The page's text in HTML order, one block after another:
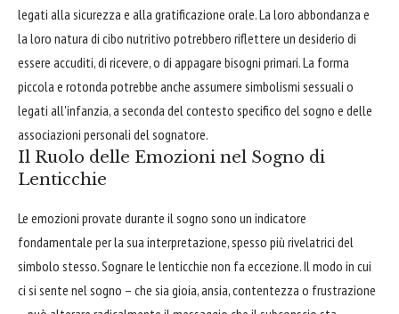
legati alla sicurezza e alla gratificazione orale. La loro abbondanza e
la loro natura di cibo nutritivo potrebbero riflettere un desiderio di
essere accuditi, di ricevere, o di appagare bisogni primari. La forma
piccola e rotonda potrebbe anche assumere simbolismi sessuali o
legati all'infanzia, a seconda del contesto specifico del sogno e delle
associazioni personali del sognatore.
Il Ruolo delle Emozioni nel Sogno di
Lenticchie
Le emozioni provate durante il sogno sono un indicatore
fondamentale per la sua interpretazione, spesso più rivelatrici del
simbolo stesso. Sognare le lenticchie non fa eccezione. Il modo in cui
ci si sente nel sogno – che sia gioia, ansia, contentezza o frustrazione